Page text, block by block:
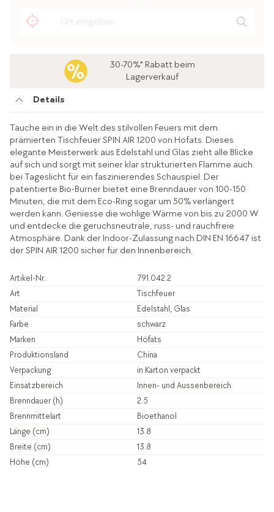
30-70%* Rabatt beim
Lagerverkauf
Details
Tauche ein in die Welt des stilvollen Feuers mit dem
prämierten Tischfeuer SPIN AIR 1200 von Höfats. Dieses
elegante Meisterwerk aus Edelstahl und Glas zieht alle Blicke
auf sich und sorgt mit seiner klar strukturierten Flamme auch
bei Tageslicht für ein faszinierendes Schauspiel. Der
patentierte Bio-Burner bietet eine Brenndauer von 100-150
Minuten, die mit dem Eco-Ring sogar um 50% verlängert
werden kann. Geniesse die wohlige Wärme von bis zu 2000 W
und entdecke die geruchsneutrale, russ- und rauchfreie
Atmosphäre. Dank der Indoor-Zulassung nach DIN EN 16647 ist
der SPIN AIR 1200 sicher für den Innenbereich.
Artikel-Nr.
791.042.2
Art
Tischfeuer
Material
Edelstahl, Glas
Farbe
schwarz
Marken
Höfats
Produktionsland
China
Verpackung
in Karton verpackt
Einsatzbereich
Innen- und Aussenbereich
Brenndauer (h)
2.5
Brennmittelart
Bioethanol
Länge (cm)
13.8
Breite (cm)
13.8
Höhe (cm)
54